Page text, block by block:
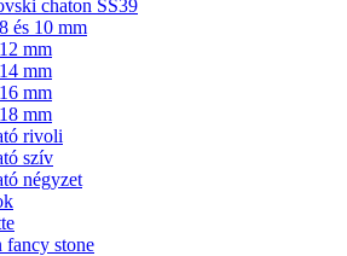
chaton SS39
és 10 mm
mm
mm
mm
mm
rivoli
szív
négyzet
fancy stone